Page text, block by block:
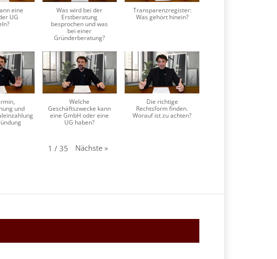
eine
UG
Was wird bei der
Erstberatung
besprochen und was
bei einer
Gründerberatung?
Transparenzregister:
Was gehört hinein?
und
Welche
Geschäftszwecke kann
eine GmbH oder eine
UG haben?
Die richtige
Rechtsform finden.
Worauf ist zu achten?
1 / 35 Nächste »